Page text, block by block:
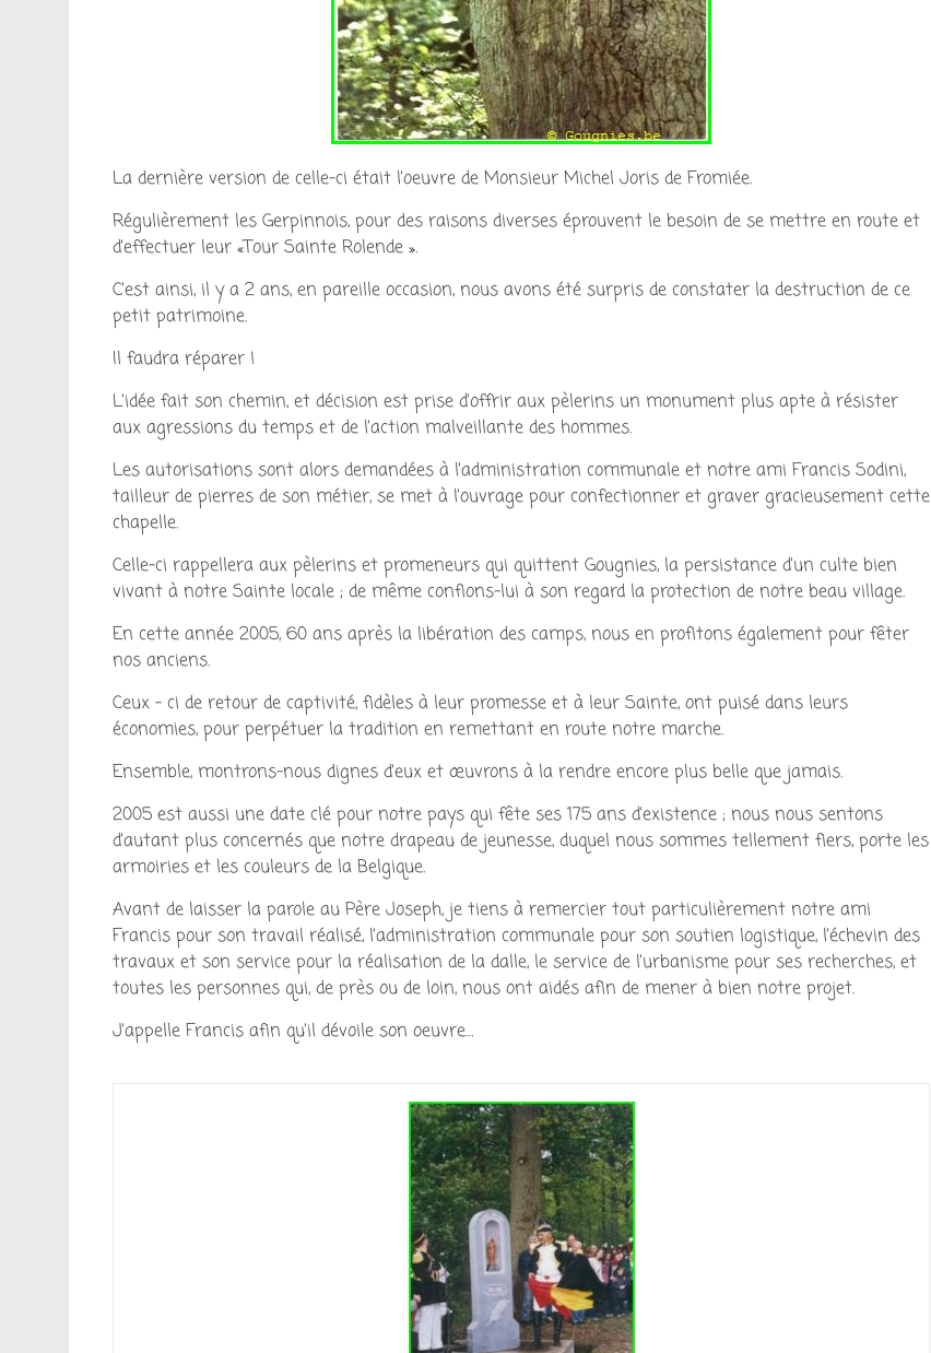
La dernière version de celle-ci était l’oeuvre de Monsieur Michel Joris de Fromiée.
Régulièrement les Gerpinnois, pour des raisons diverses éprouvent le besoin de se mettre en route et
d’effectuer leur «Tour Sainte Rolende ».
C’est ainsi, il y a 2 ans, en pareille occasion, nous avons été surpris de constater la destruction de ce
petit patrimoine.
Il faudra réparer !
L’idée fait son chemin, et décision est prise d’offrir aux pèlerins un monument plus apte à résister
aux agressions du temps et de l’action malveillante des hommes.
Les autorisations sont alors demandées à l’administration communale et notre ami Francis Sodini,
tailleur de pierres de son métier, se met à l’ouvrage pour confectionner et graver gracieusement cette
chapelle.
Celle-ci rappellera aux pèlerins et promeneurs qui quittent Gougnies, la persistance d’un culte bien
vivant à notre Sainte locale ; de même confions-lui à son regard la protection de notre beau village.
En cette année 2005, 60 ans après la libération des camps, nous en profitons également pour fêter
nos anciens.
Ceux – ci de retour de captivité, fidèles à leur promesse et à leur Sainte, ont puisé dans leurs
économies, pour perpétuer la tradition en remettant en route notre marche.
Ensemble, montrons-nous dignes d’eux et œuvrons à la rendre encore plus belle que jamais.
2005 est aussi une date clé pour notre pays qui fête ses 175 ans d’existence ; nous nous sentons
d’autant plus concernés que notre drapeau de jeunesse, duquel nous sommes tellement fiers, porte les
armoiries et les couleurs de la Belgique.
Avant de laisser la parole au Père Joseph, je tiens à remercier tout particulièrement notre ami
Francis pour son travail réalisé, l’administration communale pour son soutien logistique, l’échevin des
travaux et son service pour la réalisation de la dalle, le service de l’urbanisme pour ses recherches, et
toutes les personnes qui, de près ou de loin, nous ont aidés afin de mener à bien notre projet.
J’appelle Francis afin qu’il dévoile son oeuvre…